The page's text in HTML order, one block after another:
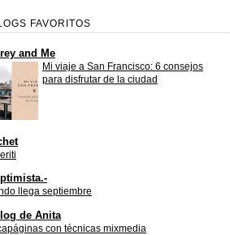
FAVORITOS
and Me
Mi viaje a San Francisco: 6 consejos
para disfrutar de la ciudad
llega septiembre
de Anita
con técnicas mixmedia